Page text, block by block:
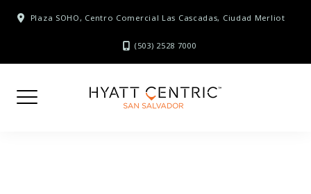
Plaza SOHO, Centro Comercial Las Cascadas, Ciudad Merliot
(503) 2528 7000